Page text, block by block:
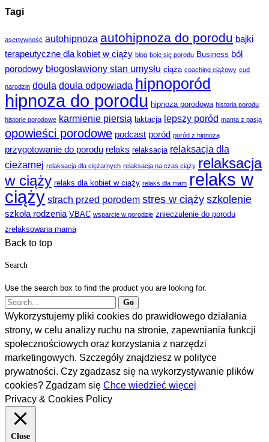
Tagi
asertywność autohipnoza autohipnoza do porodu bajki
terapeutyczne dla kobiet w ciąży blog boje się porodu Business ból
porodowy błogosławiony stan umysłu ciąża coaching ciążowy cud
narodzin doula doula odpowiada hipnoporód
hipnoza do porodu hipnoza porodowa historia porodu
historie porodowe karmienie piersią laktacja lepszy poród mama z pasją
opowieści porodowe podcast poród poród z hipnozą
przygotowanie do porodu relaks relaksacja relaksacja dla
cieżarnej relaksacja dla ciężarnych relaksacja na czas ciąży relaksacja
w ciąży relaks dla kobiet w ciąży relaks dla mam relaks w
ciąży strach przed porodem stres w ciąży szkolenie
szkoła rodzenia VBAC wsparcie w porodzie znieczulenie do porodu
zrelaksowana mama
Back to top
Search
Use the search box to find the product you are looking for.
Wykorzystujemy pliki cookies do prawidłowego działania
strony, w celu analizy ruchu na stronie, zapewniania funkcji
społecznościowych oraz korzystania z narzędzi
marketingowych. Szczegóły znajdziesz w polityce
prywatności. Czy zgadzasz się na wykorzystywanie plików
cookies? Zgadzam się Chce wiedzieć więcej
Privacy & Cookies Policy
Close